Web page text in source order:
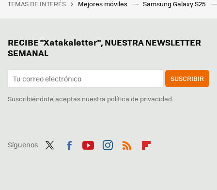
TEMAS DE INTERÉS Mejores móviles Samsung Galaxy S25
RECIBE "Xatakaletter", NUESTRA NEWSLETTER
SEMANAL
SUSCRIBIR
Suscribiéndote aceptas nuestra política de privacidad
Síguenos